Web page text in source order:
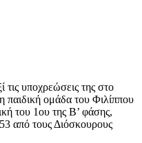
τις υποχρεώσεις της στο
ομάδα του Φιλίππου
του 1ου της Β’ φάσης,
από τους Διόσκουρους